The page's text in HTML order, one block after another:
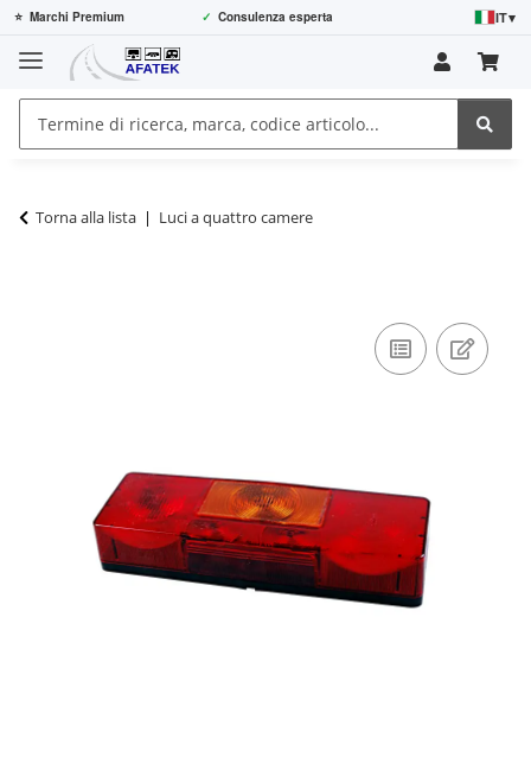
⭐ Marchi Premium ✓ Consulenza esperta IT▾
Torna alla lista Luci a quattro camere